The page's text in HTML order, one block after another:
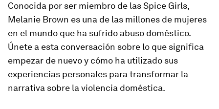
Conocida por ser miembro de las Spice Girls,
Melanie Brown es una de las millones de mujeres
en el mundo que ha sufrido abuso doméstico.
Únete a esta conversación sobre lo que significa
empezar de nuevo y cómo ha utilizado sus
experiencias personales para transformar la
narrativa sobre la violencia doméstica.